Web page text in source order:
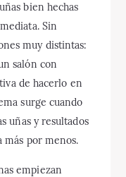
bien hechas
Sin
muy distintas:
salón con
de hacerlo en
surge cuando
uñas y resultados
más por menos.
empiezan